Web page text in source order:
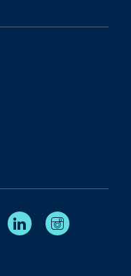
Youtube Linkedin